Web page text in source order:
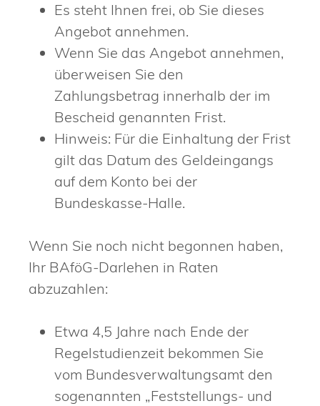
Es steht Ihnen frei, ob Sie dieses
Angebot annehmen.
Wenn Sie das Angebot annehmen,
überweisen Sie den
Zahlungsbetrag innerhalb der im
Bescheid genannten Frist.
Hinweis: Für die Einhaltung der Frist
gilt das Datum des Geldeingangs
auf dem Konto bei der
Bundeskasse-Halle.
Wenn Sie noch nicht begonnen haben,
Ihr BAföG-Darlehen in Raten
abzuzahlen:
Etwa 4,5 Jahre nach Ende der
Regelstudienzeit bekommen Sie
vom Bundesverwaltungsamt den
sogenannten „Feststellungs- und